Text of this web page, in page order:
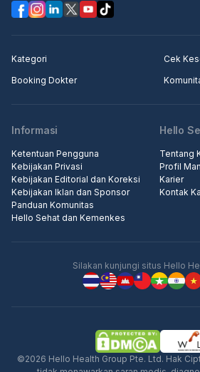
Kategori
Cek
Booking Dokter
Informasi
Ketentuan Pengguna
Kebijakan Privasi
Kebijakan Editorial dan Koreksi
Kebijakan Iklan dan Sponsor
Panduan Komunitas
Hello Sehat dan Kemenkes
Hello
Tentang
Profil
Karier
Kontak
Silakan kunjungi situs Hello
©2026 Hello Health Group Pte. Ltd. Hak